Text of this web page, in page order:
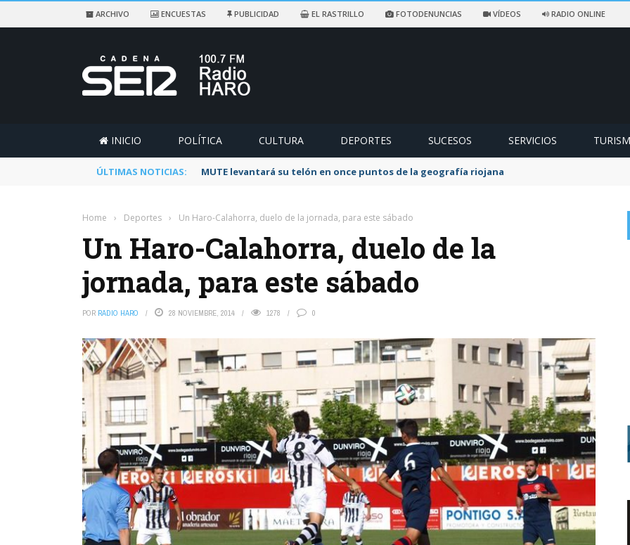
ARCHIVO ENCUESTAS PUBLICIDAD EL RASTRILLO FOTODENUNCIAS VÍDEOS RADIO ONLINE
INICIO POLÍTICA CULTURA DEPORTES SUCESOS SERVICIOS
ÚLTIMAS NOTICIAS: Rescatado un ciclista accidentado en un sendero de Ezcaray
Home › Deportes › Un Haro-Calahorra, duelo de la jornada, para este sábado
Un Haro-Calahorra, duelo de la
jornada, para este sábado
POR RADIO HARO 28 NOVIEMBRE, 2014 1278 0